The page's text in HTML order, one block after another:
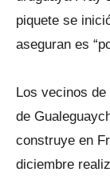
piquete se
aseguran es
Los vecinos
de
construye en
diciembre